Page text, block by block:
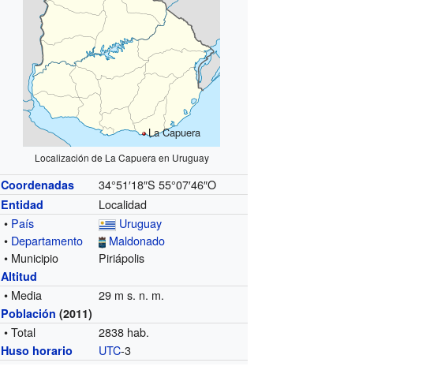
La Capuera
Localización de La Capuera en Uruguay
Coordenadas 34°51′18″S 55°07′46″O
Entidad
Localidad
• País
Uruguay
• Departamento
Maldonado
• Municipio
Piriápolis
Altitud
• Media 29 m s. n. m.
Población (2011)
• Total 2838 hab.
Huso horario UTC-3